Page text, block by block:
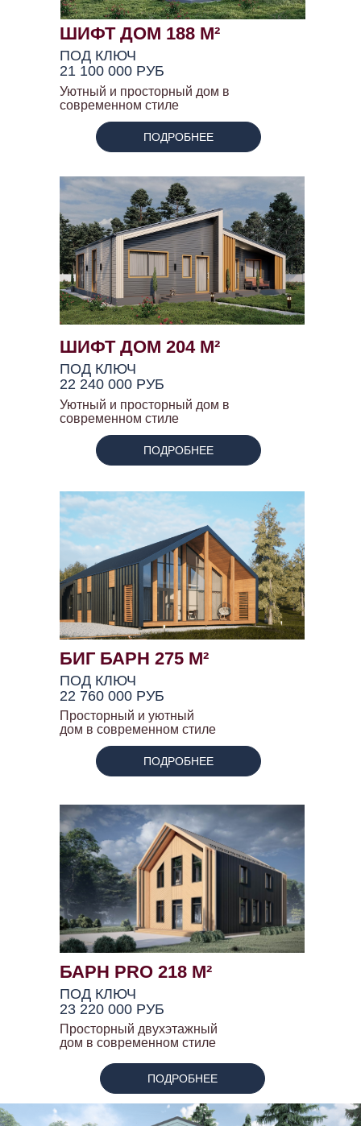
ШИФТ ДОМ 188 М²
ПОД КЛЮЧ
21 100 000 РУБ
Уютный и просторный дом в
современном стиле
ПОДРОБНЕЕ
ШИФТ ДОМ 204 М²
ПОД КЛЮЧ
22 240 000 РУБ
Уютный и просторный дом в
современном стиле
ПОДРОБНЕЕ
БИГ БАРН 275 М²
ПОД КЛЮЧ
22 760 000 РУБ
Просторный и уютный
дом в современном стиле
ПОДРОБНЕЕ
ПОДРОБНЕЕ
БАРН PRO 218 М²
ПОД КЛЮЧ
23 220 000 РУБ
Просторный двухэтажный
дом в современном стиле